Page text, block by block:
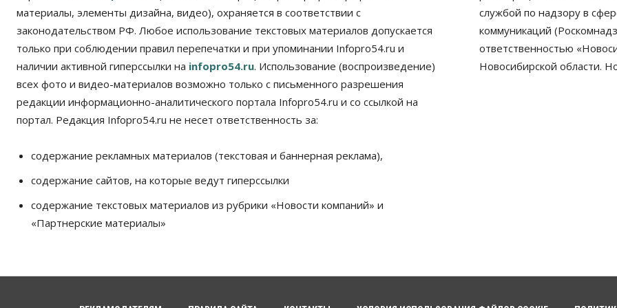
материалы, элементы дизайна, видео), охраняется в соответствии с
законодательством РФ. Любое использование текстовых материалов допускается
только при соблюдении правил перепечатки и при упоминании Infopro54.ru и
наличии активной гиперссылки на infopro54.ru. Использование (воспроизведение)
всех фото и видео-материалов возможно только с письменного разрешения
редакции информационно-аналитического портала Infopro54.ru и со ссылкой на
портал. Редакция Infopro54.ru не несет ответственность за:
содержание рекламных материалов (текстовая и баннерная реклама),
содержание сайтов, на которые ведут гиперссылки
содержание текстовых материалов из рубрики «Новости компаний» и
«Партнерские материалы»
службой по надзору в
коммуникаций
ответственностью
Новосибирской области.